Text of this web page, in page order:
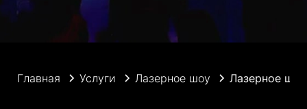
Главная Услуги Лазерное шоу Лазерное